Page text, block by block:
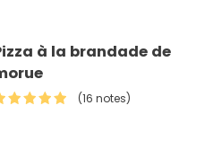
à la brandade de
(16 notes)